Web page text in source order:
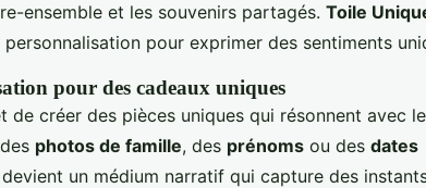
ensemble et les souvenirs partagés. Toile
pour exprimer des sentiments
pour des cadeaux uniques
de créer des pièces uniques qui résonnent avec le
photos de famille, des prénoms ou des dates
un médium narratif qui capture des